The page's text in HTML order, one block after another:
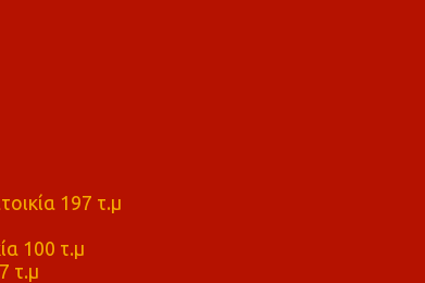
197 τ.μ
100 τ.μ
τ.μ